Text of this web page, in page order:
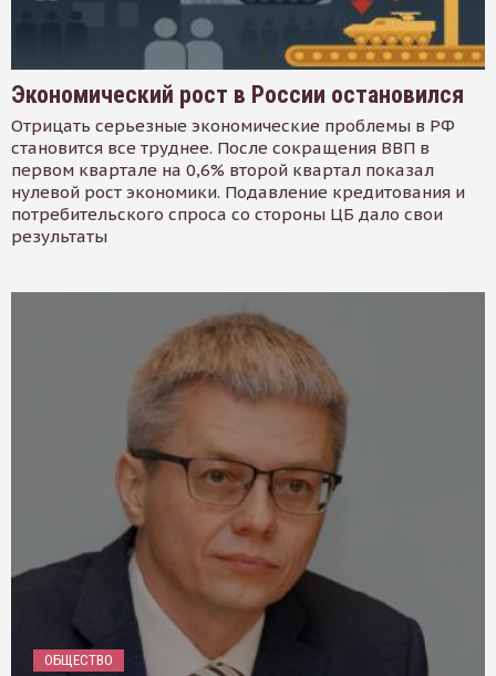
Экономический рост в России остановился
Отрицать серьезные экономические проблемы в РФ
становится все труднее. После сокращения ВВП в
первом квартале на 0,6% второй квартал показал
нулевой рост экономики. Подавление кредитования и
потребительского спроса со стороны ЦБ дало свои
результаты
ОБЩЕСТВО